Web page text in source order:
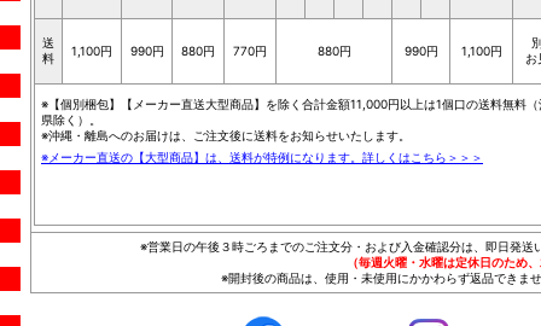
送
料
1,100円 990円 880円 770円 880円 990円 1,100円
お
※【個別梱包】【メーカー直送大型商品】を除く合計金額11,000円以上は1個口の送料無料（
県除く）。
※沖縄・離島へのお届けは、ご注文後に送料をお知らせいたします。
※メーカー直送の【大型商品】は、送料が特例になります。詳しくはこちら＞＞＞
※営業日の午後３時ごろまでのご注文分・および入金確認分は、即日発
（毎週火曜・水曜は定休日のため
※開封後の商品は、使用・未使用にかかわらず返品できま